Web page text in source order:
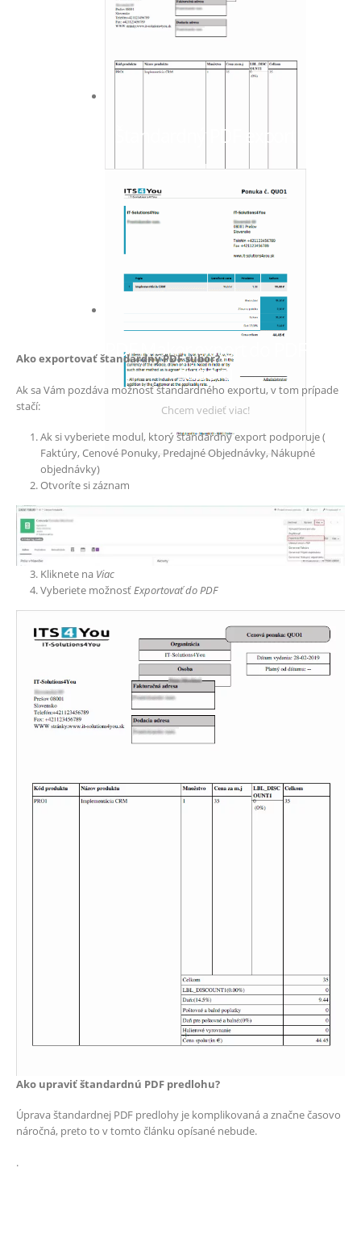
Štandardný PDF export
Chcem vedieť viac
PDF Maker export do PDF
súboru
Chcem vedieť viac!
Ako exportovať štandardný PDF súbor?
Ak sa Vám pozdáva možnosť štandardného exportu, v tom prípade
stačí:
Ak si vyberiete modul, ktorý štandardný export podporuje (
Faktúry, Cenové Ponuky, Predajné Objednávky, Nákupné
objednávky)
Otvoríte si záznam
Kliknete na Viac
Vyberiete možnosťExportovať do PDF
Ako upraviť štandardnú PDF predlohu?
Úprava štandardnej PDF predlohy je komplikovaná a značne časovo
náročná, preto to v tomto článku opísané nebude.
.